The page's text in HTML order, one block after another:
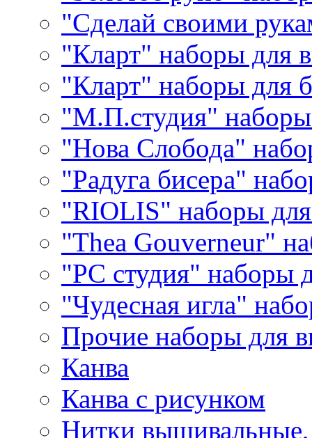
"Сделай своими
"Кларт" наборы для
"Кларт" наборы для
"М.П.студия"
"Нова Слобода"
"Радуга бисера"
"RIOLIS" наборы
"Thea Gouverneur"
"РС студия" наборы
"Чудесная игла"
Прочие наборы для
Канва
Канва с рисунком
Нитки